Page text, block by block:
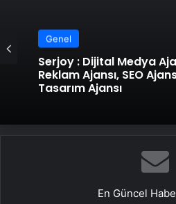
Genel
Serjoy : Dijital Medya Ajansı, Google
Reklam Ajansı, SEO
Tasarım Ajansı
En Güncel